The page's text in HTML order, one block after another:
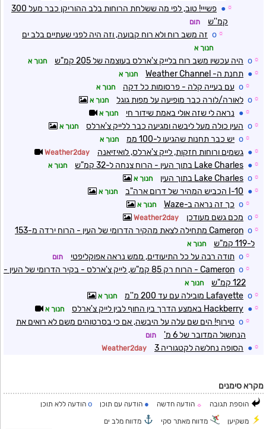
☼
●
פשייי! טוב, לפי מה ששלחת הרוחות בלב ההוריקן כבר מעל 300
קמ''ש
תום
☼
o זה משב רוח ולא רוח קבועה, וזה היה לפני שעתיים בלב ים
חנוך א
☼
o היה עכשיו משב רוח בלייק צ'ארלס בעוצמה של 205 קמ"ש חנוך א
☼
● תחנת ה- Weather Channel חנוך א
☼
o עם בעייה קלה - פרסומות כל דקה חנוך א
☼
o לאורה/לורה כבר מופיעה על מפות גוגל חנוך א
☼
● נראה לי שזה אולי באמת שידור חי חנוך א
☼
o העין כולה מעל ליבשה ומגיעה כבר ללייק צ'ארלס חנוך א
☼
o יש כבר תחנות שהגיעו ל-100 ממ חנוך א
☼
● גשמים ורוחות חזקות, לייק צ'ארלס, לואיזיאנה Weather2day
☼
● Lake Charles בתוך העין - הרוח צנחה ל-32 קמ"ש חנוך א
☼
o Lake Charles בתוך העין חנוך א
☼
● I-10 הכביש המהיר של דרום ארה"ב חנוך א
☼
o כך זה נראה ב-Waze חנוך א
☼
o מכם גשם מעודכן Weather2day
☼
o
Cameron מתחילה לצאת מהקיר הדרומי של העין - הרוח ירדה מ-153
ל-119 קמ"ש
חנוך א
☼
o תודה רבה על כל התיעודים, ממש נראה אפוקליפטי תום
☼
o
Cameron - הרוח רק 85 קמ"ש, לייק צ'ארלס - בקיר הדרומי של העין -
122 קמ"ש
חנוך א
☼
o Lafayette מובילה עם עד 200 מ''מ חנוך א
☼
● Hackberry באמצע הדרך בין החוף לבין לייק צ'ארלס חנוך א
☼
o טירוף! הים שם עלה על היבשה, אם כי בסרטוהים משם לא רואים את
הנחשול המדובר של 6 מ'
תום
☼
● הסופה נחלשה לקטגוריה 3 Weather2day
מקרא סימנים
הוספת תגובה ☼ הודעה חדשה ● הודעה עם תוכן o הודעה ללא תוכן
משקיען מדווח מאתר סקי
מדווח מלב ים